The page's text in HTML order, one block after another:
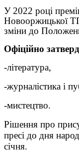
У 2022 році
Новооржицької
зміни до
Офіційно
-література,
-журналістика і
-мистецтво.
Рішення про
пресі до дня
січня.